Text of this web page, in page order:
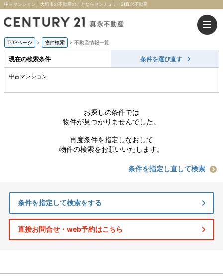
中古マンション｜大垣市の不動産のことならセンチュリー21真永不動産
TOPページ > 物件検索 > 不動産情報一覧
現在の検索条件 条件を選び直す
中古マンション
お探しの条件では
物件が見つかりませんでした。
再度条件を指定しなおして
物件の検索をお願いいたします。
条件を指定し直して検索
条件を指定して検索をする
直接お問合せ・web予約はこちら